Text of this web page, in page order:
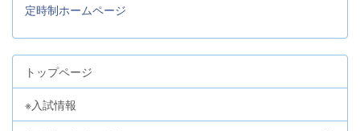
定時制ホームページ
トップページ
※入試情報